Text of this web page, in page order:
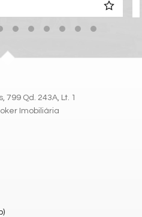
Qd. 243A, Lt. 1
Imobiliária